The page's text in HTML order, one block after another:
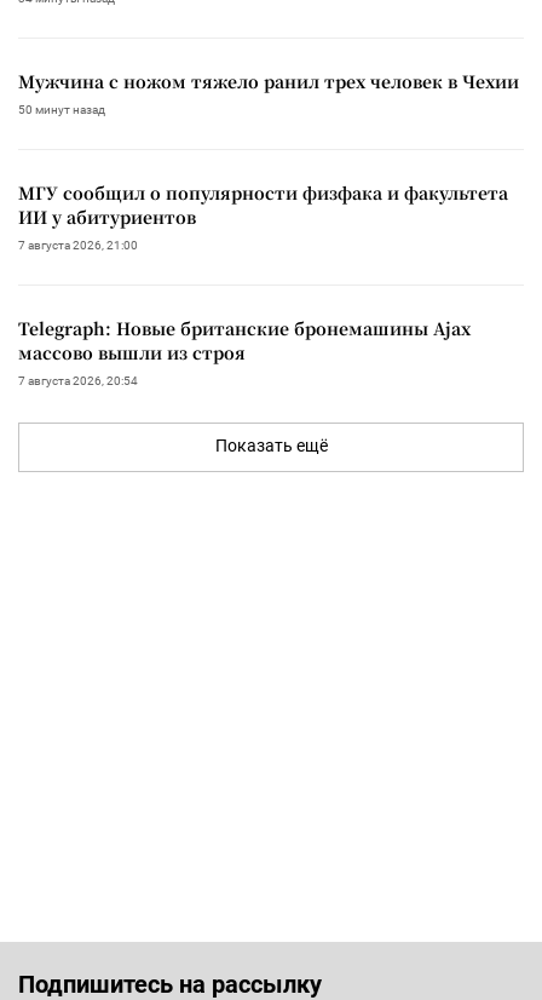
Мужчина с ножом тяжело ранил трех человек в Чехии
50 минут назад
МГУ сообщил о популярности физфака и факультета
ИИ у абитуриентов
7 августа 2026, 21:00
Telegraph: Новые британские бронемашины Ajax
массово вышли из строя
7 августа 2026, 20:54
Показать ещё
Подпишитесь на рассылку